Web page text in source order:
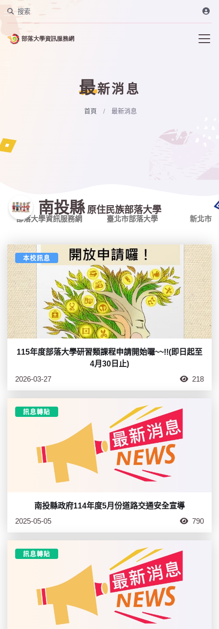
::: 搜索
最新消息
首頁 最新消息
部落大學資訊服務網 臺北市部落大學 新北市
南投縣 原住民族部落大學
本校訊息
115年度部落大學研習類課程申請開始囉~~!!(即日起至
4月30日止)
2026-03-27
218
訊息轉貼
南投縣政府114年度5月份道路交通安全宣導
2025-05-05
790
訊息轉貼